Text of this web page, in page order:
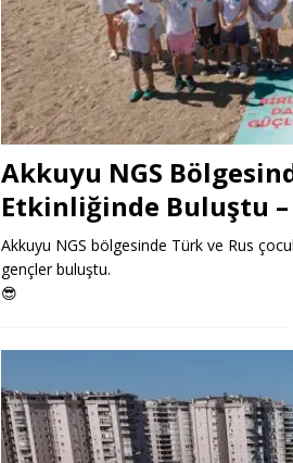
Akkuyu NGS
Etkinliğinde Buluştu –
Akkuyu NGS bölgesinde Türk ve Rus
gençler buluştu.
😎